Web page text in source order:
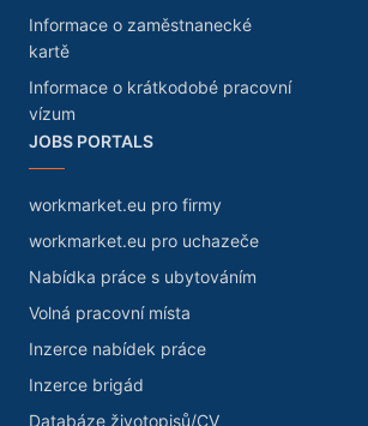
Informace o zaměstnanecké
kartě
Informace o krátkodobé pracovní
vízum
JOBS PORTALS
workmarket.eu pro firmy
workmarket.eu pro uchazeče
Nabídka práce s ubytováním
Volná pracovní místa
Inzerce nabídek práce
Inzerce brigád
Databáze životopisů/CV